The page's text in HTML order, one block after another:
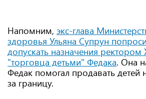
Напомним, экс-глава
здоровья Ульяна Супрун
допускать назначения
"торговца детьми" Федака. Она
Федак помогал продавать детей
за границу.